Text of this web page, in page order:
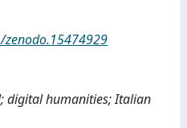
digital humanities; Italian